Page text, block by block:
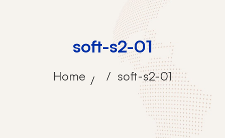
soft-s2-01
Home soft-s2-01